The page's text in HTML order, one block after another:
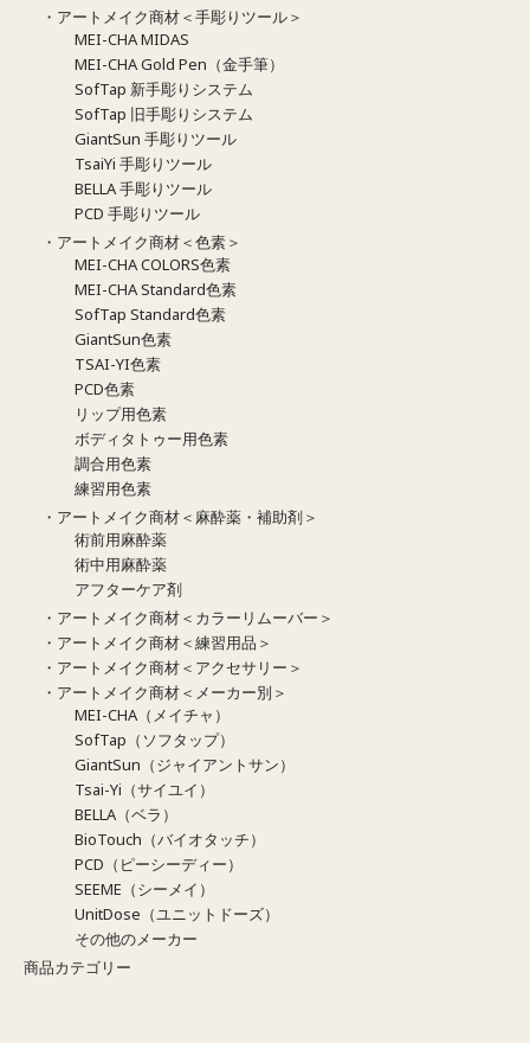
・アートメイク商材＜手彫りツール＞
MEI-CHA MIDAS
MEI-CHA Gold Pen（金手筆）
SofTap 新手彫りシステム
SofTap 旧手彫りシステム
GiantSun 手彫りツール
TsaiYi 手彫りツール
BELLA 手彫りツール
PCD 手彫りツール
・アートメイク商材＜色素＞
MEI-CHA COLORS色素
MEI-CHA Standard色素
SofTap Standard色素
GiantSun色素
TSAI-YI色素
PCD色素
リップ用色素
ボディタトゥー用色素
調合用色素
練習用色素
・アートメイク商材＜麻酔薬・補助剤＞
術前用麻酔薬
術中用麻酔薬
アフターケア剤
・アートメイク商材＜カラーリムーバー＞
・アートメイク商材＜練習用品＞
・アートメイク商材＜アクセサリー＞
・アートメイク商材＜メーカー別＞
MEI-CHA（メイチャ）
SofTap（ソフタップ）
GiantSun（ジャイアントサン）
Tsai-Yi（サイユイ）
BELLA（ベラ）
BioTouch（バイオタッチ）
PCD（ピーシーディー）
SEEME（シーメイ）
UnitDose（ユニットドーズ）
その他のメーカー
商品カテゴリー